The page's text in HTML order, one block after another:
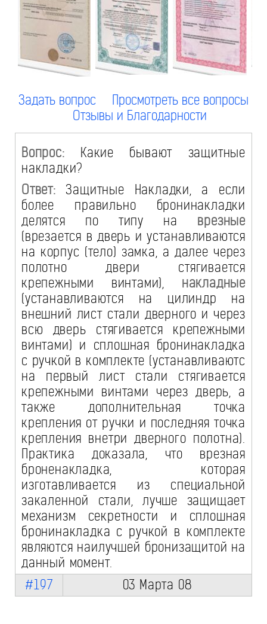
Задать вопрос
Просмотреть все вопросы
Отзывы и Благодарности
Вопрос: Какие бывают защитные
накладки?
Ответ: Защитные Накладки, а если
более правильно бронинакладки
делятся по типу на врезные
(врезается в дверь и устанавливаются
на корпус (тело) замка, а далее через
полотно двери стягивается
крепежными винтами), накладные
(устанавливаются на цилиндр на
внешний лист стали дверного и через
всю дверь стягивается крепежными
винтами) и сплошная бронинакладка
с ручкой в комплекте (устанавливаютс
на первый лист стали стягивается
крепежными винтами через дверь, а
также дополнительная точка
крепления от ручки и последняя точка
крепления внетри дверного полотна).
Практика доказала, что врезная
броненакладка, которая
изготавливается из специальной
закаленной стали, лучше защищает
механизм секретности и сплошная
бронинакладка с ручкой в комплекте
являются наилучшей бронизащитой на
данный момент.
#197
03 Марта 08